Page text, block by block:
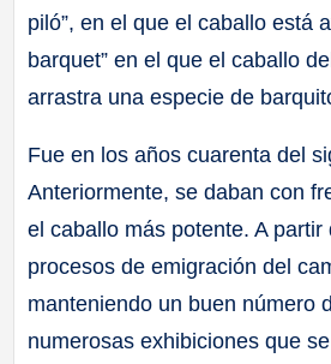
piló”, en el que el caballo está
barquet” en el que el caballo
arrastra una especie de
Fue en los años cuarenta del
Anteriormente, se daban con
el caballo más potente. A
procesos de emigración del
manteniendo un buen número
numerosas exhibiciones que